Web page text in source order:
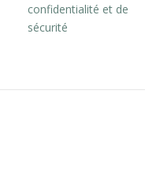
confidentialité et de
sécurité